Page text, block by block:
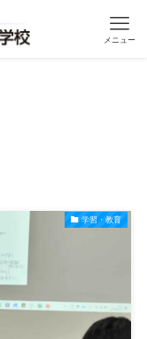
メニュー
学習・教育